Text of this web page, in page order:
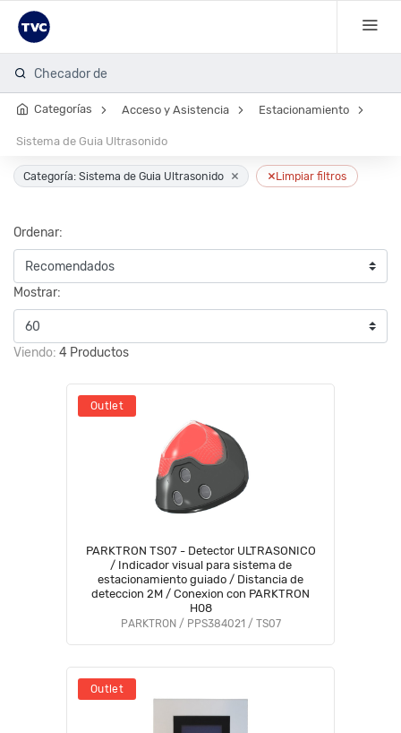
Checador de hu
Categorías Acceso y Asistencia Estacionamiento
Sistema de Guia Ultrasonido
Categoría: Sistema de Guia Ultrasonido × ×Limpiar filtros
Ordenar:
Mostrar:
Viendo: 4 Productos
Outlet
PARKTRON TS07 - Detector ULTRASONICO
/ Indicador visual para sistema de
estacionamiento guiado / Distancia de
deteccion 2M / Conexion con PARKTRON
H08
PARKTRON / PPS384021 / TS07
Outlet